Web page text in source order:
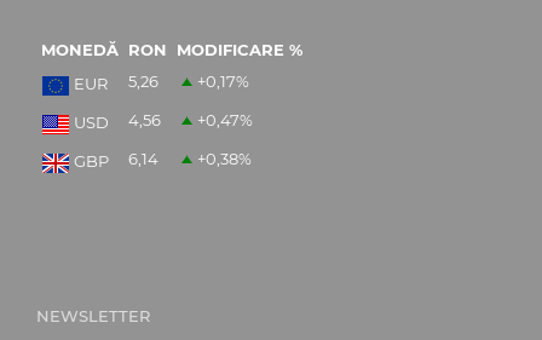
MONEDĂ RON
MODIFICARE %
EUR
5,26 +0,17%
USD 4,56 +0,47%
GBP 6,14 +0,38%
NEWSLETTER